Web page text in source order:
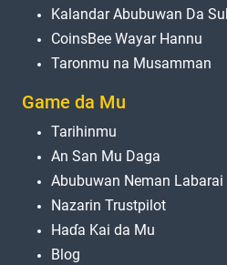
Kalandar Abubuwan Da
CoinsBee Wayar Hannu
Taronmu na Musamman
Game da Mu
Tarihinmu
An San Mu Daga
Abubuwan Neman Labarai
Nazarin Trustpilot
Haɗa Kai da Mu
Blog